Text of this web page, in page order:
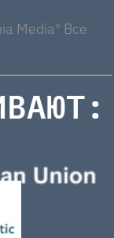
Media" Все